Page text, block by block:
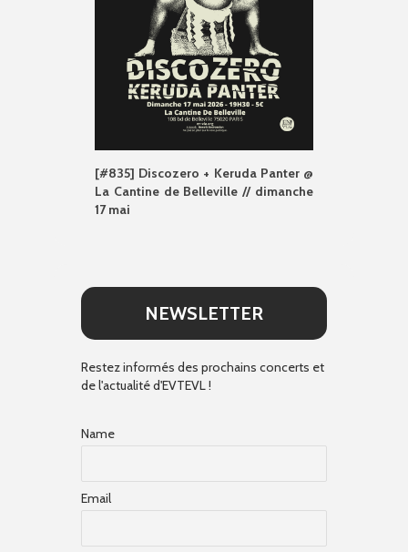
[#835] Discozero + Keruda Panter @
La Cantine de Belleville // dimanche
17 mai
NEWSLETTER
Restez informés des prochains concerts et
de l'actualité d'EVTEVL !
Name
Email